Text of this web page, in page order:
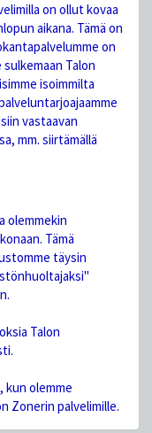
on ollut kovaa
aikana. Tämä on
on
Talon
isoimmilta
vastaavan
mm. siirtämällä
olemmekin
Tämä
täysin
Talon
olemme
Zonerin palvelimille.